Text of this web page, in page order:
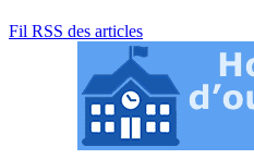
Fil RSS des articles